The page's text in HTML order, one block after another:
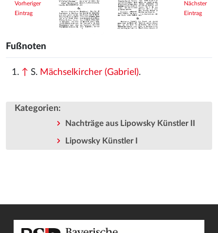
Vorheriger
Eintrag
Nächster
Eintrag
Fußnoten
↑ S. Mächselkircher (Gabriel).
Kategorien:
Nachträge aus Lipowsky Künstler II
Lipowsky Künstler I